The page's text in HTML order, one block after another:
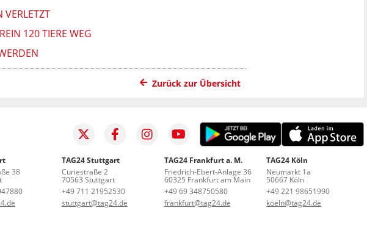
VERLETZT
120 TIERE WEG
Zurück zur Übersicht
38
TAG24 Stuttgart
Curiestraße 2
70563 Stuttgart
+49 711 21952530
stuttgart@tag24.de
TAG24 Frankfurt a. M.
Friedrich-Ebert-Anlage 36
60325 Frankfurt am Main
+49 69 348750580
frankfurt@tag24.de
TAG24 Köln
Neumarkt 1a
50667 Köln
+49 221 98651990
koeln@tag24.de